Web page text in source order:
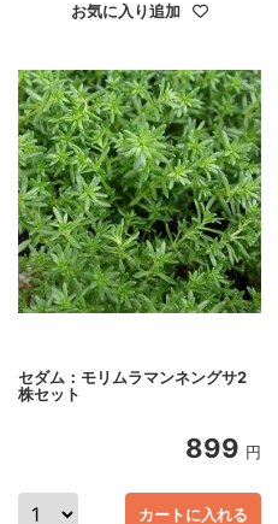
お気に入り追加
セダム：モリムラマンネングサ2
株セット
899 円
カートに入れる